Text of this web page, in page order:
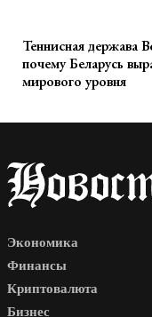
Теннисная держава
почему Беларусь
мирового уровня
Экономика
Финансы
Криптовалюта
Бизнес